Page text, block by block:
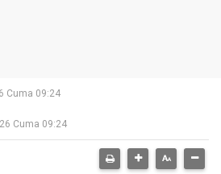
Cuma 09:24
Cuma 09:24